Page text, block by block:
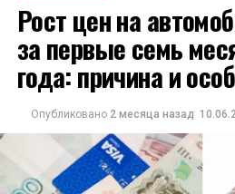
Рост цен на
за первые семь
года: причина и
Опубликовано 2 месяца назад